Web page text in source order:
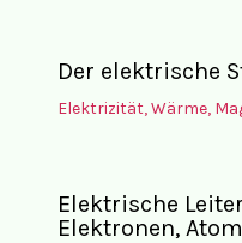
Der elektrische
Elektrizität, Wärme,
Elektrische
Elektronen,